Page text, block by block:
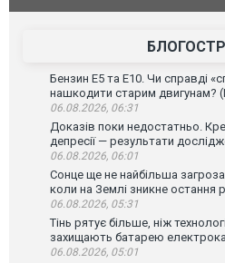
Бензин Е5 та Е10. Чи справді
нашкодити старим двигунам?
06.08.2026, 06:31
Доказів поки недостатньо.
депресії — результати
06.08.2026, 06:01
Сонце ще не найбільша
коли на Землі зникне остання
06.08.2026, 05:31
Тінь рятує більше, ніж
захищають батарею
06.08.2026, 05:01